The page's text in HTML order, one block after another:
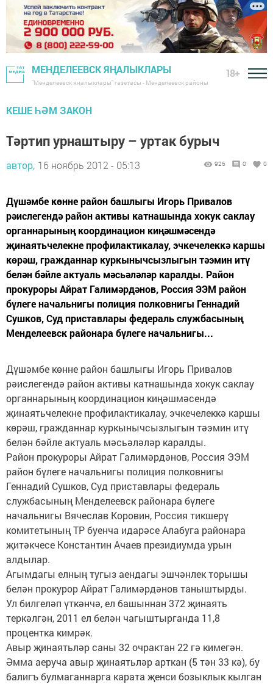
МЕНДЕЛЕЕВСК ЯҢАЛЫКЛАРЫ
"Менделеевск яңалыклары" газетасы - Менделеевск районы
18+
КЕШЕ ҺӘМ ЗАКОН
Тәртип урнаштыру – уртак бурыч
автор, 16 ноябрь 2012 - 05:13 926 0 0
Дүшәмбе көнне район башлыгы Игорь Привалов
рәислегендә район активы катнашында хокук саклау
органнарының координацион киңәшмәсендә
җинаятьчелекне профилактикалау, эчкечелеккә каршы
көрәш, гражданнар куркынычсызлыгын тәэмин итү
белән бәйле актуаль мәсьәләләр каралды. Район
прокуроры Айрат Галимәрдәнов, Россия ЭЭМ район
бүлеге начальнигы полиция полковнигы Геннадий
Сушков, Суд приставлары федераль службасының
Менделеевск районара бүлеге начальнигы...
Дүшәмбе көнне район башлыгы Игорь Привалов
рәислегендә район активы катнашында хокук саклау
органнарының координацион киңәшмәсендә
җинаятьчелекне профилактикалау, эчкечелеккә каршы
көрәш, гражданнар куркынычсызлыгын тәэмин итү
белән бәйле актуаль мәсьәләләр каралды.
Район прокуроры Айрат Галимәрдәнов, Россия ЭЭМ
район бүлеге начальнигы полиция полковнигы
Геннадий Сушков, Суд приставлары федераль
службасының Менделеевск районара бүлеге
начальнигы Вячеслав Коровин, Россия тикшерү
комитетының ТР буенча идарәсе Алабуга районара
җитәкчесе Константин Ачаев президиумда урын
алдылар.
Агымдагы елның тугыз аендагы эшчәнлек торышы
белән прокурор Айрат Галимәрдәнов таныштырды.
Ул билгеләп үткәнчә, ел башыннан 372 җинаять
теркәлгән, 2011 ел белән чагыштырганда 11,8
процентка кимрәк.
Авыр җинаятьләр саны 32 очрактан 22 гә кимегән.
Әмма аеруча авыр җинаятьләр арткан (5 тән 33 кә), бу
балигъ булмаганнарга карата җенси бозыклык кылган